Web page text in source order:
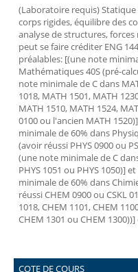
(Laboratoire requis) Statique
corps rigides, équilibre des
analyse de structures, forces
peut se faire créditer ENG
préalables: [(une note
Mathématiques 40S (pré-
note minimale de C dans
1018, MATH 1501, MATH
MATH 1510, MATH 1524,
0100 ou l'ancien MATH
minimale de 60% dans
(avoir réussi PHYS 0900 ou
(une note minimale de C
PHYS 1051 ou PHYS 1050)]
minimale de 60% dans
réussi CHEM 0900 ou CSKL
1018, CHEM 1101, CHEM
CHEM 1301 ou CHEM
COTE DE COURS